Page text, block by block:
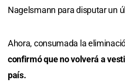
Nagelsmann para disputar un
Ahora, consumada la
confirmó que no volverá a
país.